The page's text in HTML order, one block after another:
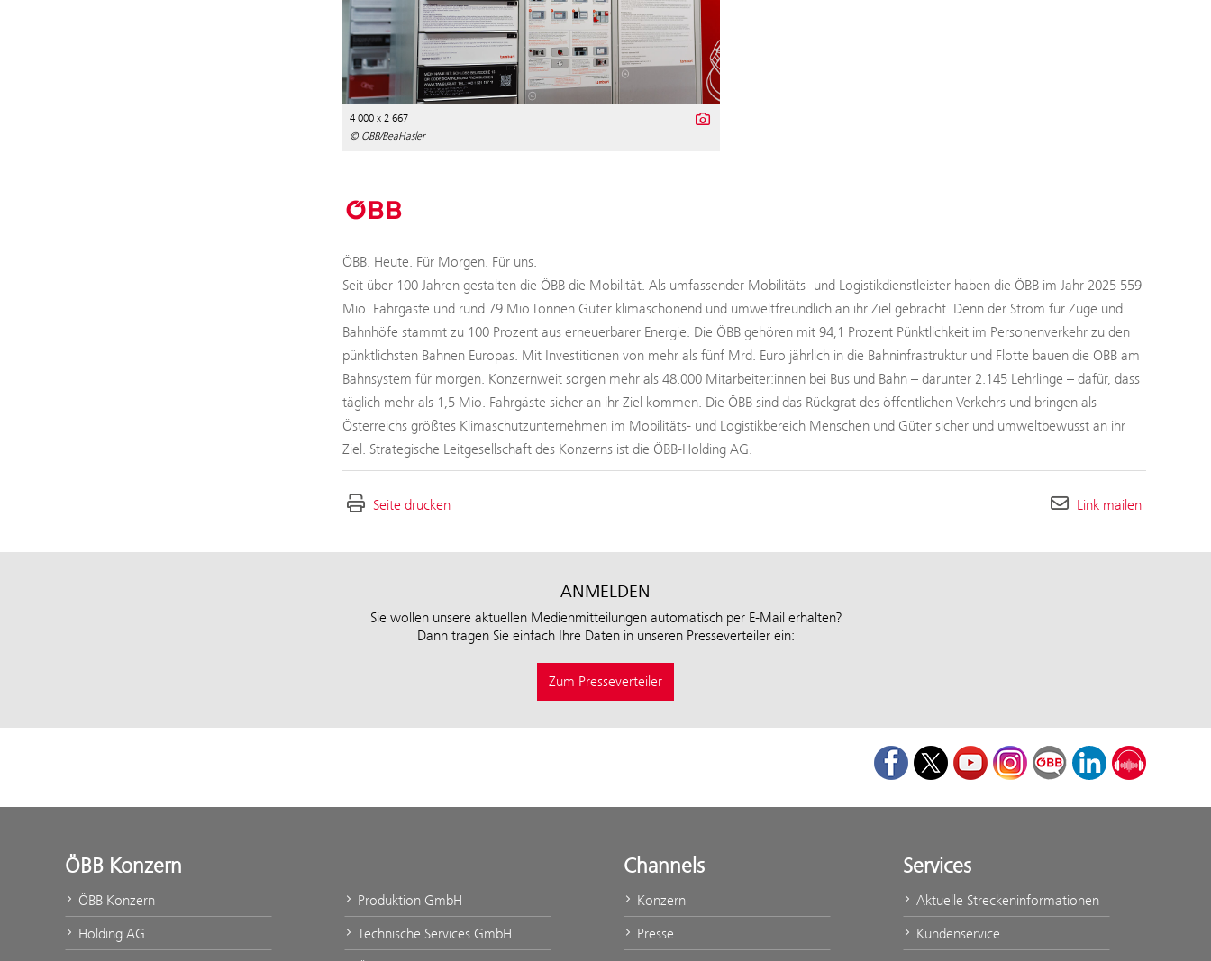
4 000 x 2 667
© ÖBB/BeaHasler
ÖBB. Heute. Für Morgen. Für uns.
Seit über 100 Jahren gestalten die ÖBB die Mobilität. Als umfassender Mobilitäts- und Logistikdienstleister haben die ÖBB im Jahr 2025 559
Mio. Fahrgäste und rund 79 Mio.Tonnen Güter klimaschonend und umweltfreundlich an ihr Ziel gebracht. Denn der Strom für Züge und
Bahnhöfe stammt zu 100 Prozent aus erneuerbarer Energie. Die ÖBB gehören mit 94,1 Prozent Pünktlichkeit im Personenverkehr zu den
pünktlichsten Bahnen Europas. Mit Investitionen von mehr als fünf Mrd. Euro jährlich in die Bahninfrastruktur und Flotte bauen die ÖBB am
Bahnsystem für morgen. Konzernweit sorgen mehr als 48.000 Mitarbeiter:innen bei Bus und Bahn – darunter 2.145 Lehrlinge – dafür, dass
täglich mehr als 1,5 Mio. Fahrgäste sicher an ihr Ziel kommen. Die ÖBB sind das Rückgrat des öffentlichen Verkehrs und bringen als
Österreichs größtes Klimaschutzunternehmen im Mobilitäts- und Logistikbereich Menschen und Güter sicher und umweltbewusst an ihr
Ziel. Strategische Leitgesellschaft des Konzerns ist die ÖBB-Holding AG.
Seite drucken Link mailen
ANMELDEN
Sie wollen unsere aktuellen Medienmitteilungen automatisch per E-Mail erhalten?
Dann tragen Sie einfach Ihre Daten in unseren Presseverteiler ein:
Zum Presseverteiler
FacebookTwitterYoutubeInstagramÖBB Corporate Blog
LinkedInPodcast
ÖBB Konzern
ÖBB Konzern
Holding AG
Produktion GmbH
Technische Services GmbH
Channels
Konzern
Presse
Services
Aktuelle Streckeninformationen
Kundenservice